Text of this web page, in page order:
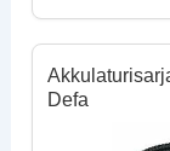
Defa